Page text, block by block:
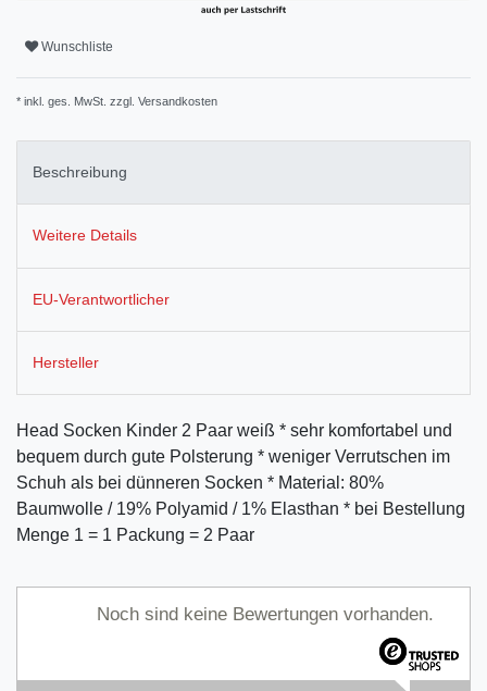
Wunschliste
* inkl. ges. MwSt. zzgl. Versandkosten
Beschreibung
Weitere Details
EU-Verantwortlicher
Hersteller
Head Socken Kinder 2 Paar weiß * sehr komfortabel und
bequem durch gute Polsterung * weniger Verrutschen im
Schuh als bei dünneren Socken * Material: 80%
Baumwolle / 19% Polyamid / 1% Elasthan * bei Bestellung
Menge 1 = 1 Packung = 2 Paar
Noch sind keine Bewertungen vorhanden.